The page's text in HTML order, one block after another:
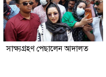
সাক্ষ্যগ্রহণ পেছালেন আদালত